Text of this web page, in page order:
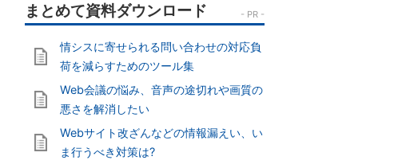
情シスに寄せられる問い合わせの対応負
荷を減らすためのツール集
Web会議の悩み、音声の途切れや画質の
悪さを解消したい
Webサイト改ざんなどの情報漏えい、い
ま行うべき対策は?